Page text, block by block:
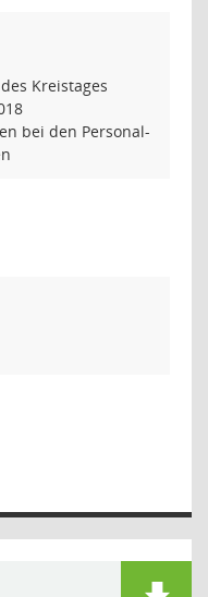
Kreistages
bei den Personal-